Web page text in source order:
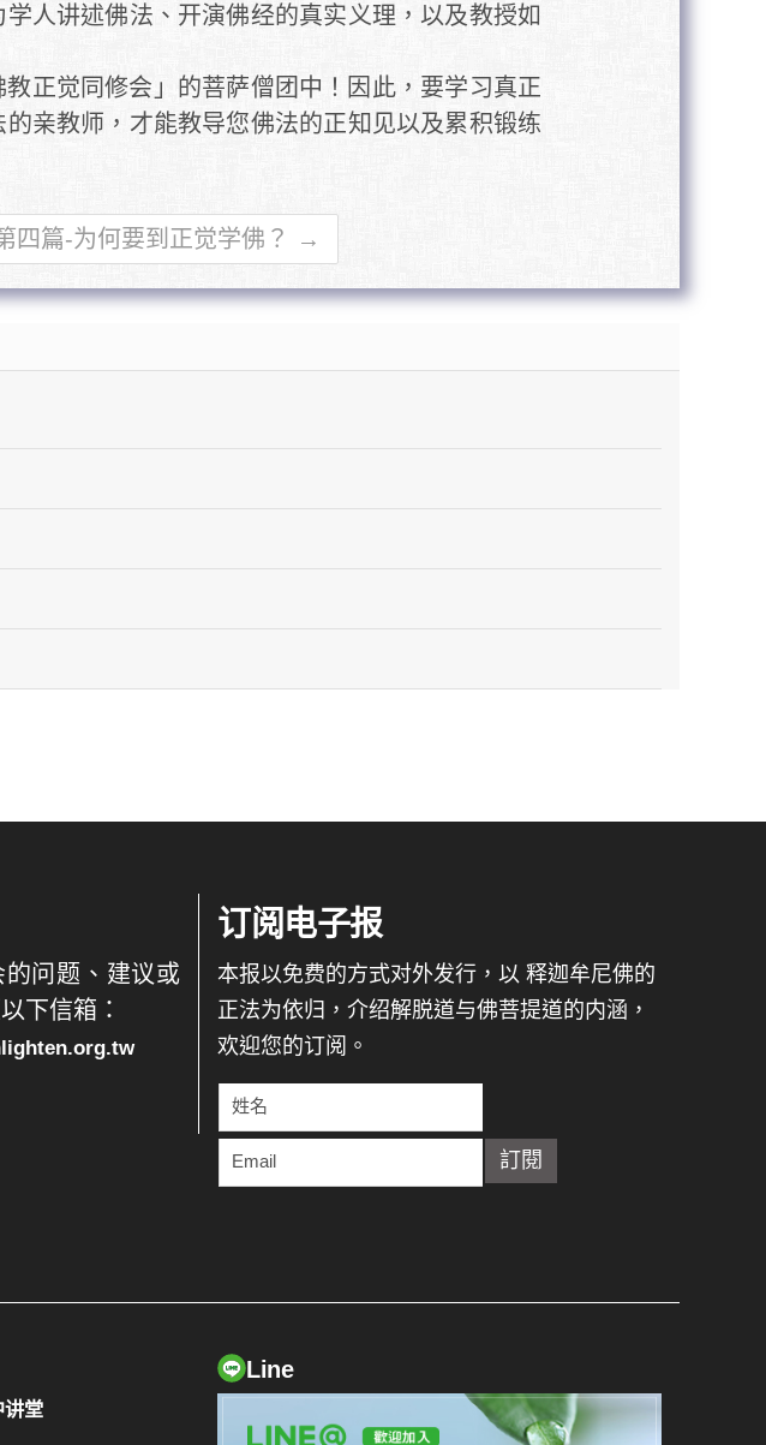
人讲述佛法、开演佛经的真实义理，以及教授如
正觉同修会」的菩萨僧团中！因此，要学习真正
亲教师，才能教导您佛法的正知见以及累积锻练
四篇-为何要到正觉学佛？ →
问题、建议或
下信箱：
订阅电子报
本报以免费的方式对外发行，以 释迦牟尼佛的
正法为依归，介绍解脱道与佛菩提道的内涵，
欢迎您的订阅。
堂
Line